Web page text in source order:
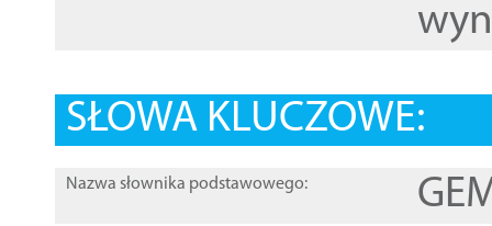
SŁOWA KLUCZOWE:
Nazwa słownika podstawowego: